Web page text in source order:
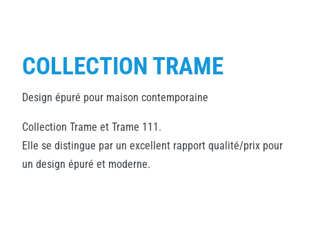
COLLECTION TRAME
Design épuré pour maison contemporaine
Collection Trame et Trame 111.
Elle se distingue par un excellent rapport qualité/prix pour
un design épuré et moderne.